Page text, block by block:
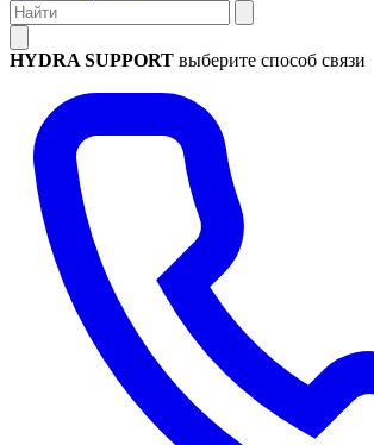
HYDRA SUPPORT выберите способ связи